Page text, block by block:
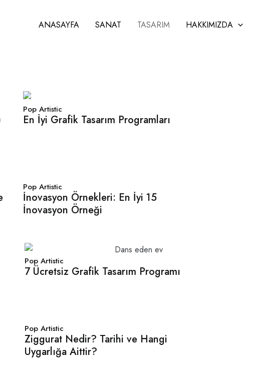
ANASAYFA SANAT TASARIM HAKKIMIZDA
Pop Artistic
En İyi Grafik Tasarım Programları
Pop Artistic
İnovasyon Örnekleri: En İyi 15
İnovasyon Örneği
Pop Artistic
7 Ücretsiz Grafik Tasarım Programı
Pop Artistic
Ziggurat Nedir? Tarihi ve Hangi
Uygarlığa Aittir?